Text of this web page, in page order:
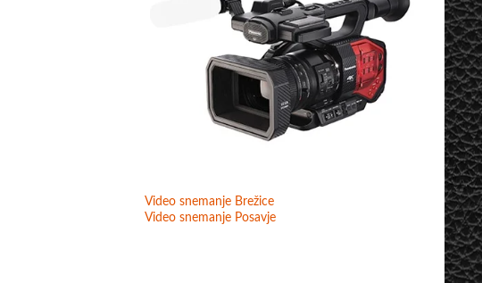
Video snemanje Brežice
Video snemanje Posavje